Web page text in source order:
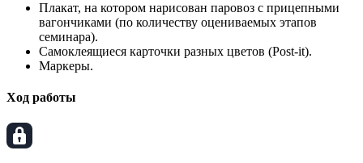
Плакат, на котором нарисован паровоз с прицепными
вагончиками (по количеству оцениваемых этапов
семинара).
Самоклеящиеся карточки разных цветов (Post-it).
Маркеры.
Ход работы